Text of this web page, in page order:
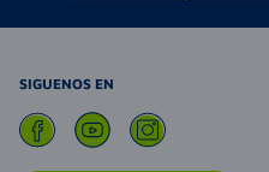
SIGUENOS EN